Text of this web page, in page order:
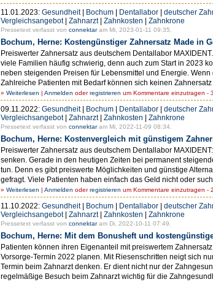
11.01.2023: Gesundheit| Bochum | Dentallabor | deutscher
Vergleichsangebot| Zahnarzt| Zahnkosten | Zahnkrone
Pressetext verfasst von connektaram Mi, 2023-01-11 09:35.
Bochum, Herne: Kostengünstiger Zahnersatz Made in
Preiswerter Zahnersatz aus deutschem Dentallabor
viele Familien häufig schwierig, denn auch zum Start in 2023
neben steigenden Preisen für Lebensmittel und Energie.
Zahlreiche Patienten mit Bedarf können sich keinen
» Weiterlesen | Anmelden oderregistrieren um Kommentare einzutragen -
09.11.2022: Gesundheit| Bochum | Dentallabor | deutscher
Vergleichsangebot| Zahnarzt| Zahnkosten | Zahnkrone
Pressetext verfasst von connektaram Mi, 2022-11-09 08:34.
Bochum, Herne: Kostenvergleich mit günstigem
Preiswerter Zahnersatz aus deutschem Dentallabor
senken. Gerade in den heutigen Zeiten bei permanent
tun. Denn es gibt preiswerte Möglichkeiten und günstige
gefragt. Viele Patienten haben einfach das Geld nicht oder
» Weiterlesen | Anmelden oderregistrieren um Kommentare einzutragen -
11.10.2022: Gesundheit| Bochum | Dentallabor | deutscher
Vergleichsangebot| Zahnarzt| Zahnkosten | Zahnkrone
Pressetext verfasst von connektaram Di, 2022-10-11 07:49.
Bochum, Herne: Mit dem Bonusheft und
Patienten können ihren Eigenanteil mit preiswertem
Vorsorge-Termin 2022 planen. Mit Riesenschritten neigt sich
Termin beim Zahnarzt denken. Er dient nicht nur der
regelmäßige Besuch beim Zahnarzt wichtig für die